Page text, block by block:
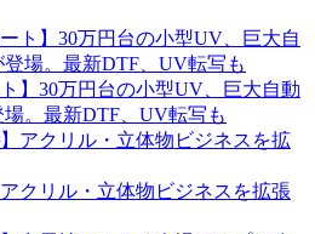
ト】30万円台の小型UV、巨大自動
。最新DTF、UV転写も
アクリル・立体物ビジネスを拡張